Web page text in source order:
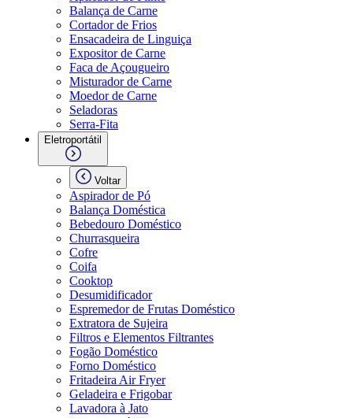
Balança de Carne
Cortador de Frios
Ensacadeira de Linguiça
Expositor de Carne
Faca de Açougueiro
Misturador de Carne
Moedor de Carne
Seladoras
Serra-Fita
Eletroportátil
Voltar
Aspirador de Pó
Balança Doméstica
Bebedouro Doméstico
Churrasqueira
Cofre
Coifa
Cooktop
Desumidificador
Espremedor de Frutas Doméstico
Extratora de Sujeira
Filtros e Elementos Filtrantes
Fogão Doméstico
Forno Doméstico
Fritadeira Air Fryer
Geladeira e Frigobar
Lavadora à Jato